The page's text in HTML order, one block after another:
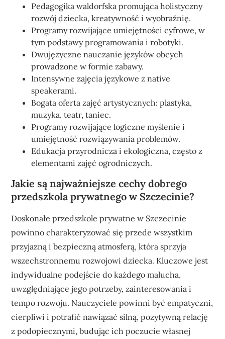
Pedagogika waldorfska promująca holistyczny
rozwój dziecka, kreatywność i wyobraźnię.
Programy rozwijające umiejętności cyfrowe, w
tym podstawy programowania i robotyki.
Dwujęzyczne nauczanie języków obcych
prowadzone w formie zabawy.
Intensywne zajęcia językowe z native
speakerami.
Bogata oferta zajęć artystycznych: plastyka,
muzyka, teatr, taniec.
Programy rozwijające logiczne myślenie i
umiejętność rozwiązywania problemów.
Edukacja przyrodnicza i ekologiczna, często z
elementami zajęć ogrodniczych.
Jakie są najważniejsze cechy dobrego
przedszkola prywatnego w Szczecinie?
Doskonałe przedszkole prywatne w Szczecinie
powinno charakteryzować się przede wszystkim
przyjazną i bezpieczną atmosferą, która sprzyja
wszechstronnemu rozwojowi dziecka. Kluczowe jest
indywidualne podejście do każdego malucha,
uwzględniające jego potrzeby, zainteresowania i
tempo rozwoju. Nauczyciele powinni być empatyczni,
cierpliwi i potrafić nawiązać silną, pozytywną relację
z podopiecznymi, budując ich poczucie własnej